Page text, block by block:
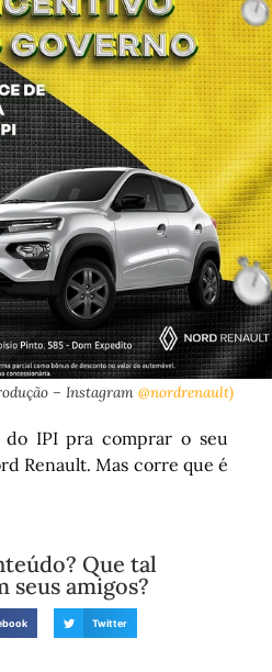
– Instagram @nordrenault)
do IPI pra comprar o seu
Renault. Mas corre que é
Que tal
amigos?
Twitter